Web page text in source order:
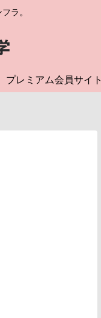
ラ。
プレミアム会員サイト